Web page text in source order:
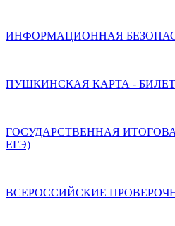
ИНФОРМАЦИОННАЯ
ПУШКИНСКАЯ КАРТА - БИЛЕТ
ГОСУДАРСТВЕННАЯ
ЕГЭ)
ВСЕРОССИЙСКИЕ